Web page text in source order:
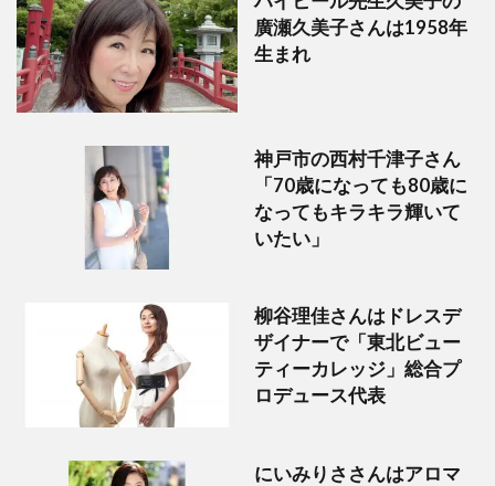
廣瀬久美子さんは1958年
生まれ
神戸市の西村千津子さん
「70歳になっても80歳に
なってもキラキラ輝いて
いたい」
柳谷理佳さんはドレスデ
ザイナーで「東北ビュー
ティーカレッジ」総合プ
ロデュース代表
にいみりささんはアロマ